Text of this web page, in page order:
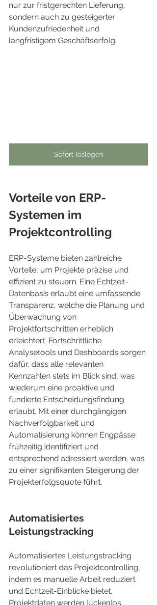
nur zur fristgerechten Lieferung,
sondern auch zu gesteigerter
Kundenzufriedenheit und
langfristigem Geschäftserfolg.
Sofort loslegen
Vorteile von ERP-
Systemen im
Projektcontrolling
ERP-Systeme bieten zahlreiche
Vorteile, um Projekte präzise und
effizient zu steuern. Eine Echtzeit-
Datenbasis erlaubt eine umfassende
Transparenz, welche die Planung und
Überwachung von
Projektfortschritten erheblich
erleichtert. Fortschrittliche
Analysetools und Dashboards sorgen
dafür, dass alle relevanten
Kennzahlen stets im Blick sind, was
wiederum eine proaktive und
fundierte Entscheidungsfindung
erlaubt. Mit einer durchgängigen
Nachverfolgbarkeit und
Automatisierung können Engpässe
frühzeitig identifiziert und
entsprechend adressiert werden, was
zu einer signifikanten Steigerung der
Projekterfolgsquote führt.
Automatisiertes
Leistungstracking
Automatisiertes Leistungstracking
revolutioniert das Projektcontrolling,
indem es manuelle Arbeit reduziert
und Echtzeit-Einblicke bietet.
Projektdaten werden lückenlos